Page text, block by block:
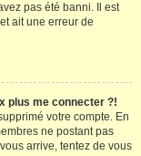
pas été banni. Il est
ait une erreur de
plus me connecter ?!
votre compte. En
ne postant pas
arrive, tentez de vous